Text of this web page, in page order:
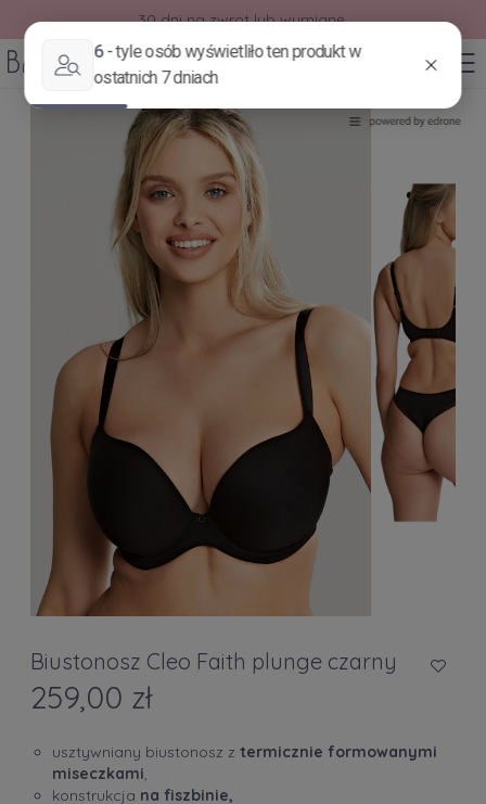
30 dni na zwrot lub wymianę.
Biustonosz Cleo Faith plunge czarny
259,00 zł
usztywniany biustonosz z termicznie formowanymi
miseczkami,
konstrukcja na fiszbinie,